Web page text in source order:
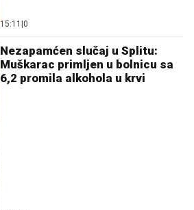
15:11 0
Nezapamćen slučaj u Splitu:
Muškarac primljen u bolnicu sa
6,2 promila alkohola u krvi